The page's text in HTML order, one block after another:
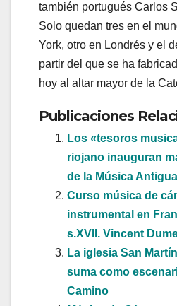
también portugués Carlos
Solo quedan tres en el
York, otro en Londrés y el
partir del que se ha
hoy al altar mayor de la
Publicaciones
Los «tesoros
riojano inauguran
de la Música Antigua
Curso música de
instrumental en
s.XVII. Vincent
La iglesia San
suma como
Camino